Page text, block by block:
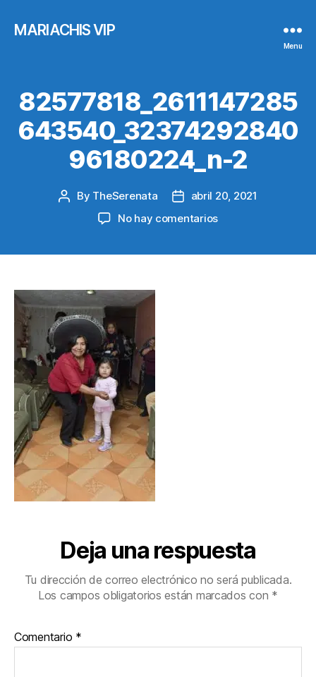
MARIACHIS VIP
Menu
82577818_2611147285
643540_32374292840
96180224_n-2
Post
By TheSerenata
Post
date
abril 20, 2021
No hay comentariosen
Deja una respuesta
Tu dirección de correo electrónico no será publicada.
Los campos obligatorios están marcados con *
Comentario *